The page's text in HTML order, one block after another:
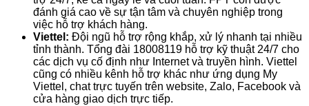
đánh giá cao về sự tận tâm và chuyên nghiệp trong
việc hỗ trợ khách hàng.
Viettel: Đội ngũ hỗ trợ rộng khắp, xử lý nhanh tại nhiều
tỉnh thành. Tổng đài 18008119 hỗ trợ kỹ thuật 24/7 cho
các dịch vụ cố định như Internet và truyền hình. Viettel
cũng có nhiều kênh hỗ trợ khác như ứng dụng My
Viettel, chat trực tuyến trên website, Zalo, Facebook và
cửa hàng giao dịch trực tiếp.